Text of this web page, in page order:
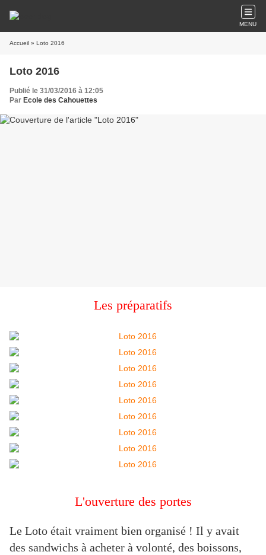
MENU
Accueil » Loto 2016
Loto 2016
Publié le 31/03/2016 à 12:05
Par Ecole des Cahouettes
Les préparatifs
L'ouverture des portes
Le Loto était vraiment bien organisé ! Il y avait
des sandwichs à acheter à volonté, des boissons,